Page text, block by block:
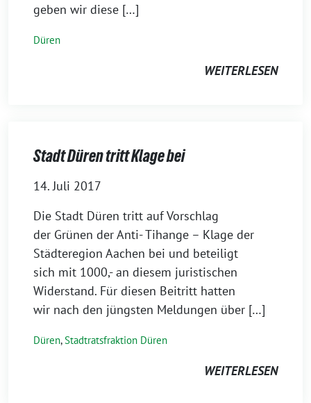
geben wir diese […]
Düren
WEITERLESEN
Stadt Düren tritt Klage bei
14. Juli 2017
Die Stadt Düren tritt auf Vorschlag
der Grünen der Anti- Tihange – Klage der
Städteregion Aachen bei und beteiligt
sich mit 1000,- an diesem juristischen
Widerstand. Für diesen Beitritt hatten
wir nach den jüngsten Meldungen über […]
Düren,Stadtratsfraktion Düren
WEITERLESEN